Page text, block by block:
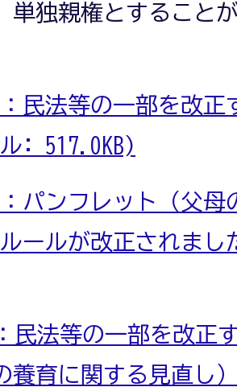
単独親権とすること
民法等の一部を改正
: 517.0KB)
パンフレット（父母
ールが改正されま
民法等の一部を改正
養育に関する見直し